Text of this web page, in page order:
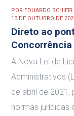
POR EDUARDO
13 DE OUTUBRO DE
Direto ao
A Nova Lei de
Administrativos
de abril de 2021,
normas jurídicas